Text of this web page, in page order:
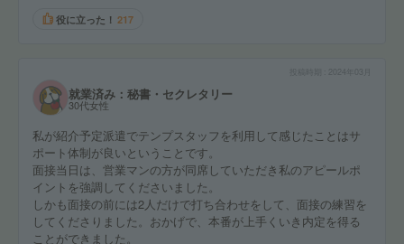
役に立った！ 217
2024年03月
就業済み：秘書・セクレタリー
30代女性
私が紹介予定派遣でテンプスタッフを利用して感じたことはサ
ポート体制が良いということです。
面接当日は、営業マンの方が同席していただき私のアピールポ
イントを強調してくださいました。
しかも面接の前には2人だけで打ち合わせをして、面接の練習を
してくださりました。おかげで、本番が上手くいき内定を得る
ことができました。